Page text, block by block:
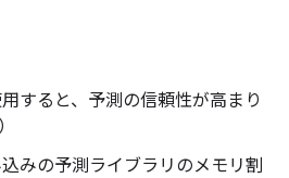
すると、予測の信頼性が高まり
）
みの予測ライブラリのメモリ割